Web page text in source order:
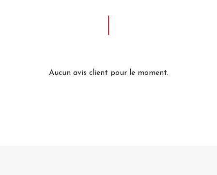
Aucun avis client pour le moment.